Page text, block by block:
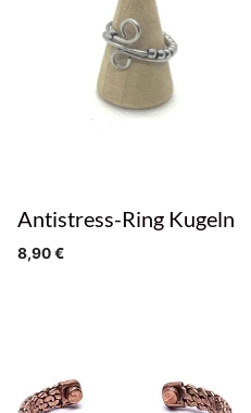
Antistress-Ring Kugeln
8,90€